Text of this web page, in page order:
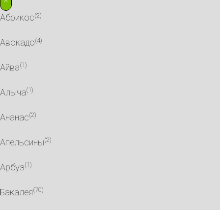
Абрикос(2)
Авокадо(4)
Айва(1)
Алыча(1)
Ананас(2)
Апельсины(2)
Арбуз(1)
Бакалея(70)